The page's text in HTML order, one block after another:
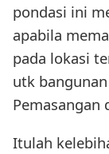
pondasi ini
apabila
pada lokasi
utk
Pemasangan
Itulah